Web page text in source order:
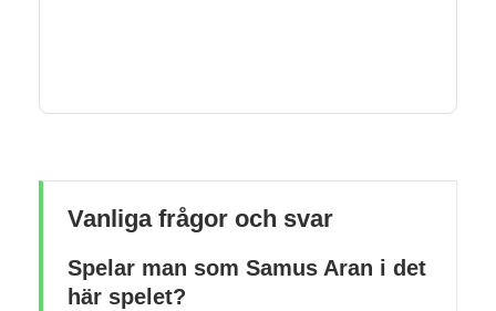
Vanliga frågor och svar
Spelar man som Samus Aran i det
här spelet?